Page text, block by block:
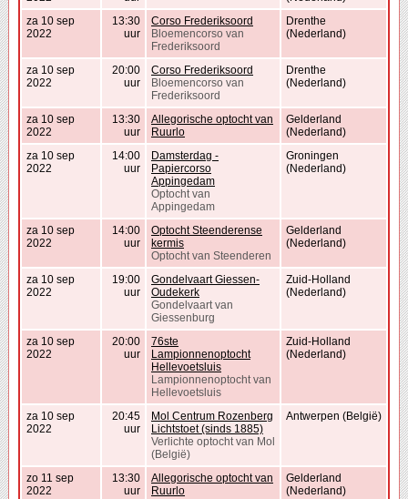
za 10 sep
2022
13:30
uur
Corso Frederiksoord
Bloemencorso van
Frederiksoord
Drenthe
(Nederland)
za 10 sep
2022
20:00
uur
Corso Frederiksoord
Bloemencorso van
Frederiksoord
Drenthe
(Nederland)
za 10 sep
2022
13:30
uur
Allegorische optocht van
Ruurlo
Gelderland
(Nederland)
za 10 sep
2022
14:00
uur
Damsterdag -
Papiercorso
Appingedam
Optocht van
Appingedam
Groningen
(Nederland)
za 10 sep
2022
14:00
uur
Optocht Steenderense
kermis
Optocht van Steenderen
Gelderland
(Nederland)
za 10 sep
2022
19:00
uur
Gondelvaart Giessen-
Oudekerk
Gondelvaart van
Giessenburg
Zuid-Holland
(Nederland)
za 10 sep
2022
20:00
uur
76ste
Lampionnenoptocht
Hellevoetsluis
Lampionnenoptocht van
Hellevoetsluis
Zuid-Holland
(Nederland)
za 10 sep
2022
20:45
uur
Mol Centrum Rozenberg
Lichtstoet (sinds 1885)
Verlichte optocht van Mol
(België)
Antwerpen (België)
zo 11 sep
2022
13:30
uur
Allegorische optocht van
Ruurlo
Gelderland
(Nederland)